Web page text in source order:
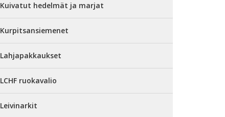
Kuivatut hedelmät ja marjat
Kurpitsansiemenet
Lahjapakkaukset
LCHF ruokavalio
Leivinarkit